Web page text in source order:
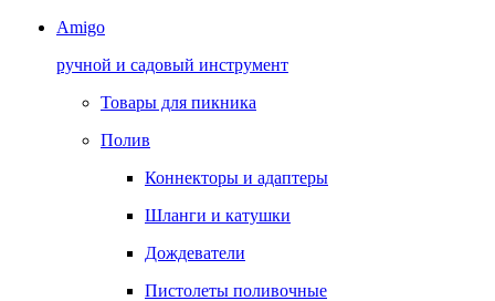
Amigo
ручной и садовый инструмент
Товары для пикника
Полив
Коннекторы и адаптеры
Шланги и катушки
Дождеватели
Пистолеты поливочные